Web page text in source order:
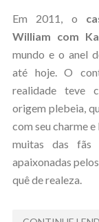
Em 2011, o
William com
mundo e o anel
até hoje. O
realidade teve
origem plebeia,
com seu charme
muitas das
apaixonadas pelos
quê de realeza.